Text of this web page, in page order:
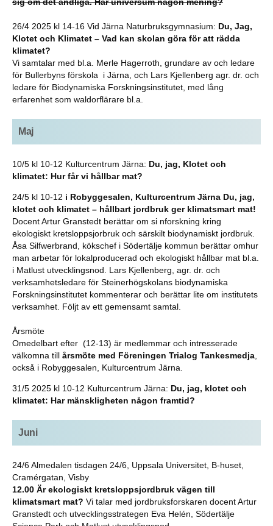
26/4 2025 kl 14-16 Vid Järna Naturbruksgymnasium: Du, Jag,
Klotet och Klimatet – Vad kan skolan göra för att rädda
klimatet?
Vi samtalar med bl.a. Merle Hagerroth, grundare av och ledare
för Bullerbyns förskola i Järna, och Lars Kjellenberg agr. dr. och
ledare för Biodynamiska Forskningsinstitutet, med lång
erfarenhet som waldorflärare bl.a.
Maj
10/5 kl 10-12 Kulturcentrum Järna: Du, jag, Klotet och
klimatet: Hur får vi hållbar mat?
24/5 kl 10-12 i Robyggesalen, Kulturcentrum Järna Du, jag,
klotet och klimatet – hållbart jordbruk ger klimatsmart mat!
Docent Artur Granstedt berättar om si nforskning kring
ekologiskt kretsloppsjorbruk och särskilt biodynamiskt jordbruk.
Åsa Silfwerbrand, kökschef i Södertälje kommun berättar omhur
man arbetar för lokalproducerad och ekologiskt hållbar mat bl.a.
i Matlust utvecklingsnod. Lars Kjellenberg, agr. dr. och
verksamhetsledare för Steinerhögskolans biodynamiska
Forskningsinstitutet kommenterar och berättar lite om institutets
verksamhet. Följt av ett gemensamt samtal.
Årsmöte
Omedelbart efter (12-13) är medlemmar och intresserade
välkomna till årsmöte med Föreningen Trialog Tankesmedja
också i Robyggesalen, Kulturcentrum Järna.
31/5 2025 kl 10-12 Kulturcentrum Järna: Du, jag, klotet och
klimatet: Har mänskligheten någon framtid?
Juni
24/6 Almedalen tisdagen 24/6, Uppsala Universitet, B-huset,
Cramérgatan, Visby
12.00 Är ekologiskt kretsloppsjordbruk vägen till
klimatsmart mat? Vi talar med jordbruksforskaren docent Artur
Granstedt och utvecklingsstrategen Eva Helén, Södertälje